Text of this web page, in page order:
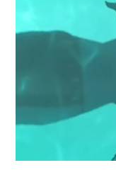
Hollywoo